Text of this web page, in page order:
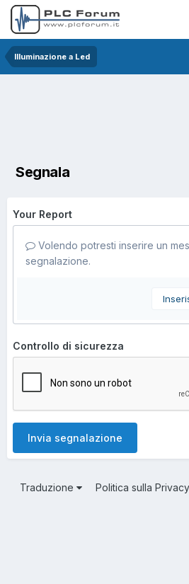
Illuminazione a Led
Segnala
Your Report
Volendo potresti inserire un
segnalazione.
Controllo di sicurezza
Invia segnalazione
Traduzione Politica sulla Privacy